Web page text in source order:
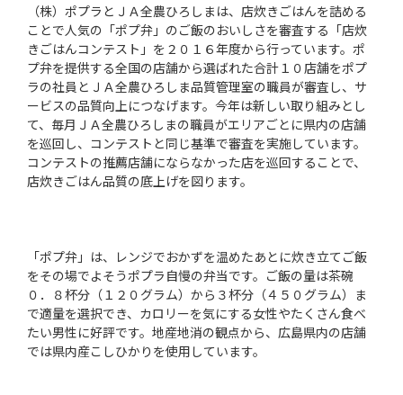
（株）ポプラとＪＡ全農ひろしまは、店炊きごはんを詰める
ことで人気の「ポプ弁」のご飯のおいしさを審査する「店炊
きごはんコンテスト」を２０１６年度から行っています。ポ
プ弁を提供する全国の店舗から選ばれた合計１０店舗をポプ
ラの社員とＪＡ全農ひろしま品質管理室の職員が審査し、サ
ービスの品質向上につなげます。今年は新しい取り組みとし
て、毎月ＪＡ全農ひろしまの職員がエリアごとに県内の店舗
を巡回し、コンテストと同じ基準で審査を実施しています。
コンテストの推薦店舗にならなかった店を巡回することで、
店炊きごはん品質の底上げを図ります。
「ポプ弁」は、レンジでおかずを温めたあとに炊き立てご飯
をその場でよそうポプラ自慢の弁当です。ご飯の量は茶碗
０．８杯分（１２０グラム）から３杯分（４５０グラム）ま
で適量を選択でき、カロリーを気にする女性やたくさん食べ
たい男性に好評です。地産地消の観点から、広島県内の店舗
では県内産こしひかりを使用しています。